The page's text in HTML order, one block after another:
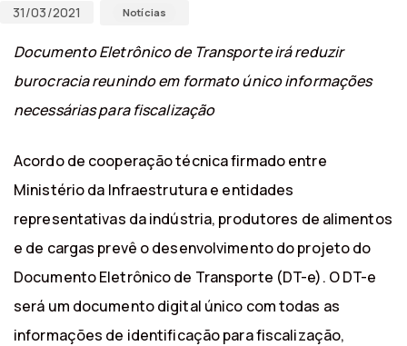
31/03/2021 Notícias
Documento Eletrônico de Transporte irá reduzir
burocracia reunindo em formato único informações
necessárias para fiscalização
Acordo de cooperação técnica firmado entre
Ministério da Infraestrutura e entidades
representativas da indústria, produtores de alimentos
e de cargas prevê o desenvolvimento do projeto do
Documento Eletrônico de Transporte (DT-e). O DT-e
será um documento digital único com todas as
informações de identificação para fiscalização,